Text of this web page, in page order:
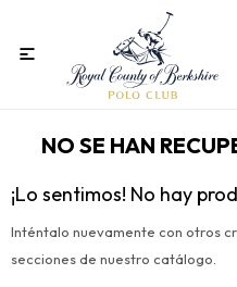

NO SE HAN
¡Lo sentimos! No hay
Inténtalo nuevamente con otros
secciones de nuestro catálogo.